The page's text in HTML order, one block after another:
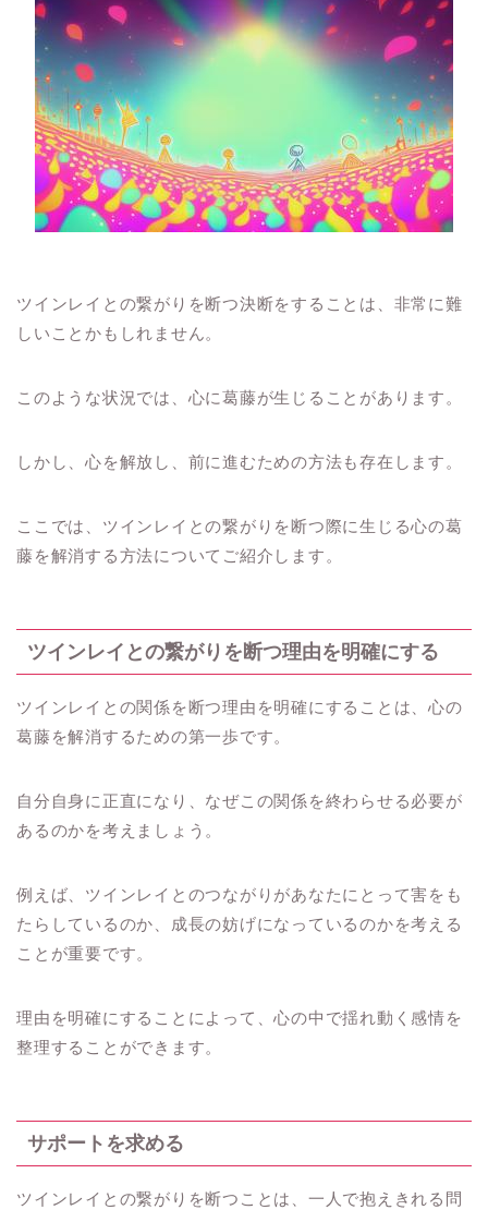
ツインレイとの繋がりを断つ決断をすることは、非常に難
しいことかもしれません。
このような状況では、心に葛藤が生じることがあります。
しかし、心を解放し、前に進むための方法も存在します。
ここでは、ツインレイとの繋がりを断つ際に生じる心の葛
藤を解消する方法についてご紹介します。
ツインレイとの繋がりを断つ理由を明確にする
ツインレイとの関係を断つ理由を明確にすることは、心の
葛藤を解消するための第一歩です。
自分自身に正直になり、なぜこの関係を終わらせる必要が
あるのかを考えましょう。
例えば、ツインレイとのつながりがあなたにとって害をも
たらしているのか、成長の妨げになっているのかを考える
ことが重要です。
理由を明確にすることによって、心の中で揺れ動く感情を
整理することができます。
サポートを求める
ツインレイとの繋がりを断つことは、一人で抱えきれる問